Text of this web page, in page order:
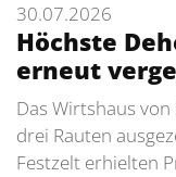
30.07.2026
Höchste
erneut
Das Wirtshaus
drei Rauten
Festzelt erhielten